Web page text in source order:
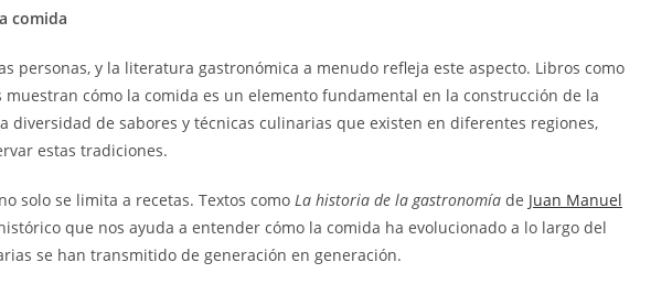
comida
personas, y la literatura gastronómica a menudo refleja este aspecto. Libros como
muestran cómo la comida es un elemento fundamental en la construcción de la
diversidad de sabores y técnicas culinarias que existen en diferentes regiones,
estas tradiciones.
solo se limita a recetas. Textos como La historia de la gastronomía de Juan Manuel
que nos ayuda a entender cómo la comida ha evolucionado a lo largo del
se han transmitido de generación en generación.